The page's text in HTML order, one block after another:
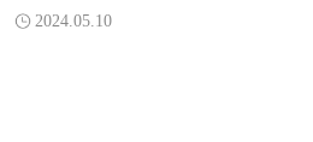
2024.05.10